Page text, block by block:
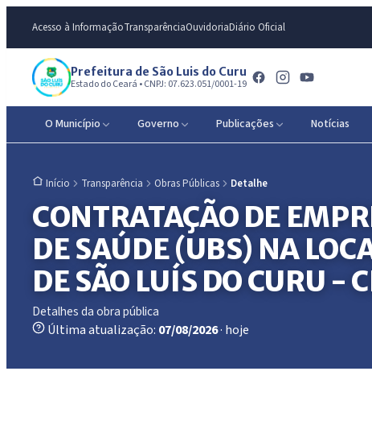
Acesso à InformaçãoTransparênciaOuvidoriaDiário Oficial
Prefeitura de São Luis do Curu
Estado do Ceará • CNPJ: 07.623.051/0001-19
O Município Governo Publicações Notícias
Início Transparência Obras Públicas Detalhe
CONTRATAÇÃO DE
DE SAÚDE (UBS) NA
DE SÃO LUÍS DO CURU -
Detalhes da obra pública
Última atualização: 07/08/2026· hoje